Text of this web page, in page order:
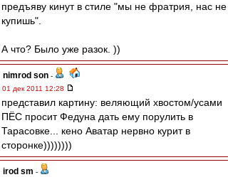
предъяву кинут в стиле "мы не фратрия, нас не
купишь".
А что? Было уже разок. ))
nimrod son -
01 дек 2011 12:28
представил картину: веляющий хвостом/усами
ПЁС просит Федуна дать ему порулить в
Тарасовке... кено Аватар нервно курит в
сторонке))))))))
irod sm -